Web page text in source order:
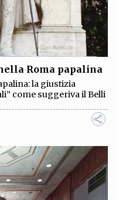
Roma papalina
la giustizia
come suggeriva il Belli